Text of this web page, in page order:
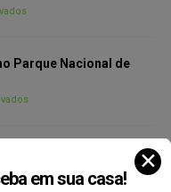
Parque Nacional de
✕
em sua casa!